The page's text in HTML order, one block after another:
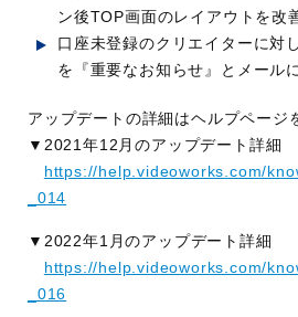
ン後TOP画面のレイアウトを改
口座未登録のクリエイターに対
を『重要なお知らせ』とメール
アップデートの詳細はヘルプページ
▼2021年12月のアップデート詳細
https://help.videoworks.com/
_014
▼2022年1月のアップデート詳細
https://help.videoworks.com/
_016